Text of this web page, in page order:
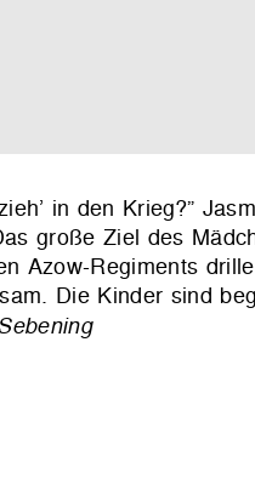
in den Krieg?”
große Ziel des
Azow-Regiments
Die Kinder sind